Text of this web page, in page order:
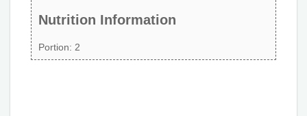
Nutrition Information
Portion: 2